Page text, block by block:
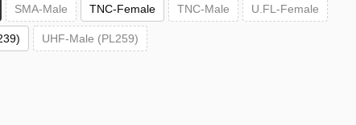
SMA-Male TNC-Female TNC-Male U.FL-Female
UHF-Male (PL259)